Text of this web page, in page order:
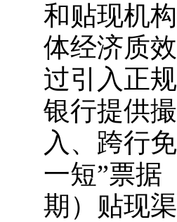
和贴现机
体经济质
过引入正
银行提供
入、跨行
一短”票据
期）贴现